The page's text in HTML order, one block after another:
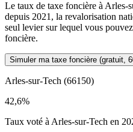
Le taux de taxe foncière à Arles-
depuis 2021, la revalorisation
seul levier sur lequel vous
foncière.
Simuler ma taxe foncière (gratuit,
Arles-sur-Tech (66150)
42,6%
Taux voté à Arles-sur-Tech en